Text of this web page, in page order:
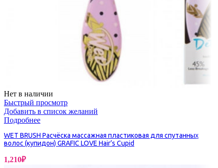
Нет в наличии
Быстрый просмотр
Добавить в список желаний
Подробнее
WET BRUSH Расчёска массажная пластиковая для спутанных
волос (купидон) GRAFIC LOVE Hair’s Cupid
1,210₽